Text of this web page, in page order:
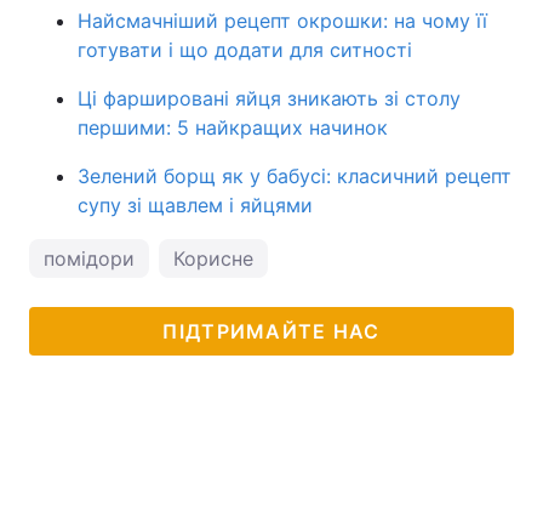
Найсмачніший рецепт окрошки: на чому її
готувати і що додати для ситності
Ці фаршировані яйця зникають зі столу
першими: 5 найкращих начинок
Зелений борщ як у бабусі: класичний рецепт
супу зі щавлем і яйцями
помідори Корисне
ПІДТРИМАЙТЕ НАС